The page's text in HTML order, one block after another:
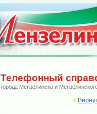
Телефонный
города Мензелинска и